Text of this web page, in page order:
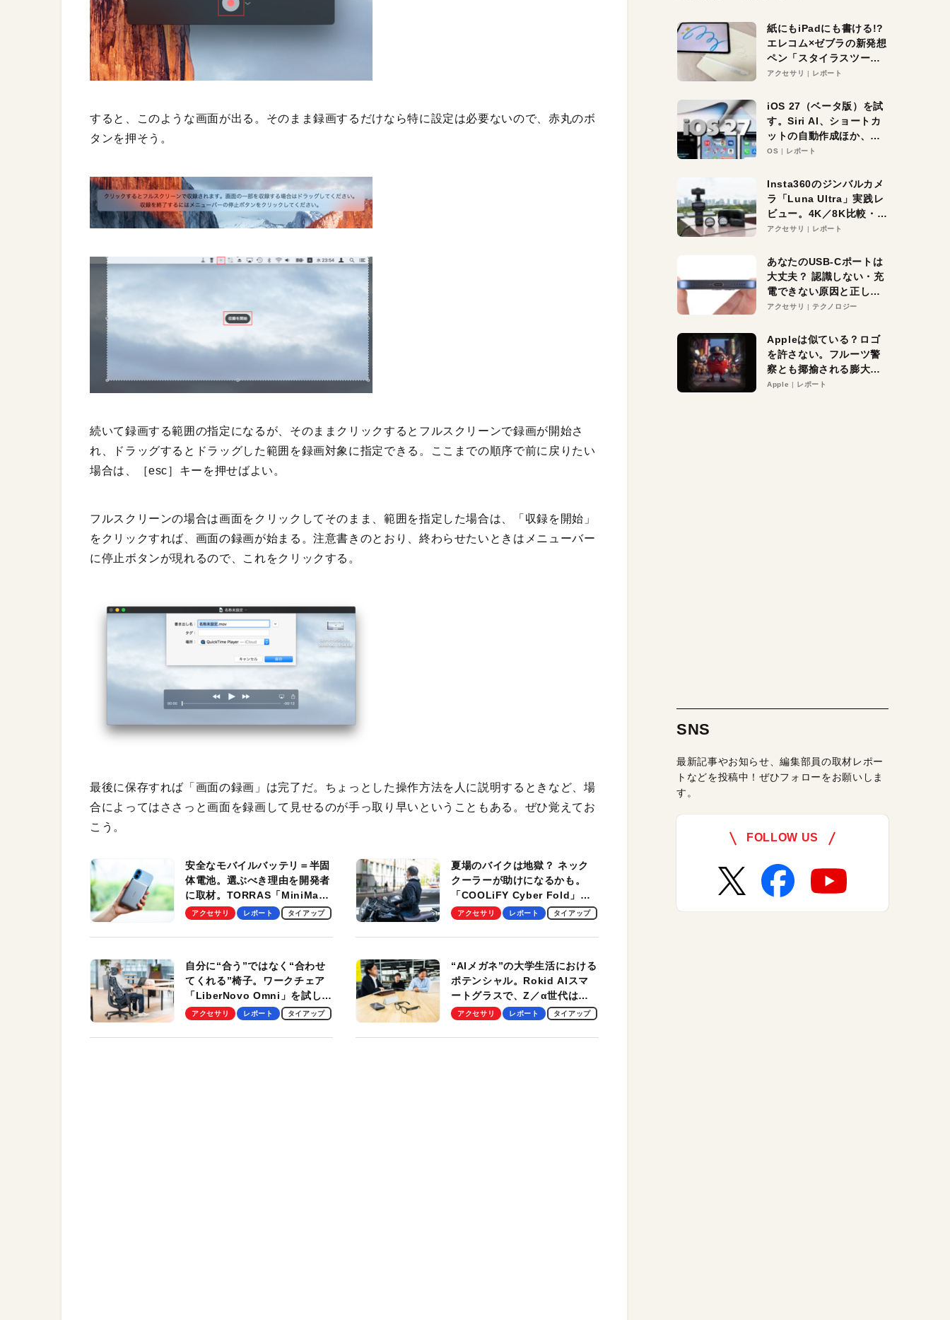
すると、このような画面が出る。そのまま録画するだけなら特に設定は必要ないので、赤丸のボ
タンを押そう。
続いて録画する範囲の指定になるが、そのままクリックするとフルスクリーンで録画が開始さ
れ、ドラッグするとドラッグした範囲を録画対象に指定できる。ここまでの順序で前に戻りたい
場合は、［esc］キーを押せばよい。
フルスクリーンの場合は画面をクリックしてそのまま、範囲を指定した場合は、「収録を開始」
をクリックすれば、画面の録画が始まる。注意書きのとおり、終わらせたいときはメニューバー
に停止ボタンが現れるので、これをクリックする。
最後に保存すれば「画面の録画」は完了だ。ちょっとした操作方法を人に説明するときなど、場
合によってはささっと画面を録画して見せるのが手っ取り早いということもある。ぜひ覚えてお
こう。
安全なモバイルバッテリ＝半固
体電池。選ぶべき理由を開発者
に取材。TORRAS「MiniMag
Pro」の実機レビューも
アクセサリ レポート タイアップ
夏場のバイクは地獄？ ネック
クーラーが助けになるかも。
「COOLiFY Cyber Fold」レ
ビュー。冷却の速さ、密着する
性がグッド！
アクセサリ レポート タイアップ
自分に“合う”ではなく“合わせ
てくれる”椅子。ワークチェア
「LiberNovo Omni」を試して
わかったその魅力。まさかのス
アクセサリ レポート タイアップ
“AIメガネ”の大学生活における
ポテンシャル。Rokid AIスマ
ートグラスで、Z／α世代は何
を見る？ 現役学生起業家、そ
【PR】
アクセサリ レポート タイアップ
紙にもiPadにも書ける!?
エレコム×ゼブラの新発想
ペン「スタイラスツーウ
ェイ」レビュー。持ち替
アクセサリ レポート
iOS 27（ベータ版）を試
す。Siri AI、ショートカ
ットの自動作成ほか、期
待大の便利機能5選。
る未来はすぐそこ！
OS レポート
Insta360のジンバルカメ
ラ「Luna Ultra」実践レ
ビュー。4K／8K比較・ズ
ーム・夜間撮影をチェッ
アクセサリ レポート
あなたのUSB-Cポートは
大丈夫？ 認識しない・充
電できない原因と正しい
対策
アクセサリ テクノロジー
Appleは似ている？ロゴ
を許さない。フルーツ警
察とも揶揄される膨大な
異議申し立て。対象は非
Apple レポート
SNS
最新記事やお知らせ、編集部員の取材レポー
トなどを投稿中！ぜひフォローをお願いしま
す。
FOLLOW US